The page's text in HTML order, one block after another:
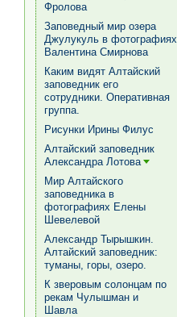
Фролова
Заповедный мир озера
Джулукуль в фотографиях
Валентина Смирнова
Каким видят Алтайский
заповедник его
сотрудники. Оперативная
группа.
Рисунки Ирины Филус
Алтайский заповедник
Александра Лотова
Мир Алтайского
заповедника в
фотографиях Елены
Шевелевой
Александр Тырышкин.
Алтайский заповедник:
туманы, горы, озеро.
К зверовым солонцам по
рекам Чулышман и
Шавла